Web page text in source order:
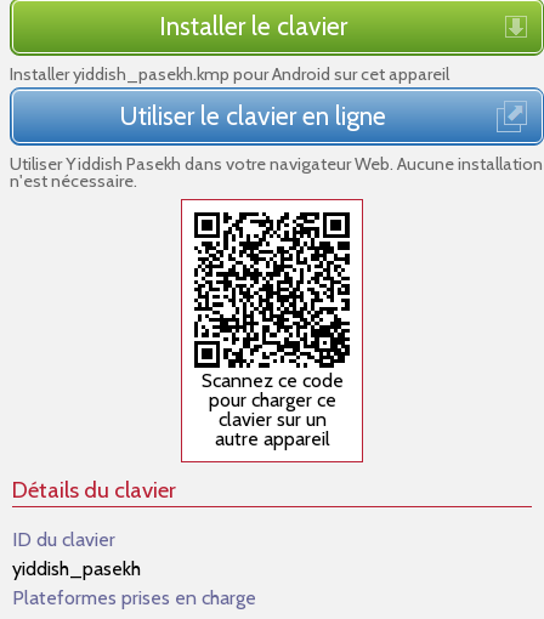
Installer le clavier
Installer yiddish_pasekh.kmp pour Android sur cet appareil
Utiliser le clavier en ligne
Utiliser Yiddish Pasekh dans votre navigateur Web. Aucune installation
n'est nécessaire.
Scannez ce code
pour charger ce
clavier sur un
autre appareil
Détails du clavier
ID du clavier
yiddish_pasekh
Plateformes prises en charge